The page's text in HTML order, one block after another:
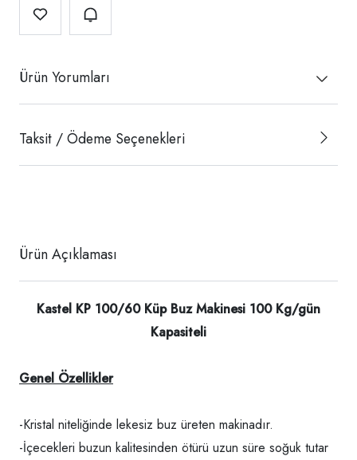
Ürün Yorumları
Taksit / Ödeme Seçenekleri
Ürün Açıklaması
Kastel KP 100/60 Küp Buz Makinesi 100 Kg/gün
Kapasiteli
Genel Özellikler
-Kristal niteliğinde lekesiz buz üreten makinadır.
-İçecekleri buzun kalitesinden ötürü uzun süre soğuk tutar